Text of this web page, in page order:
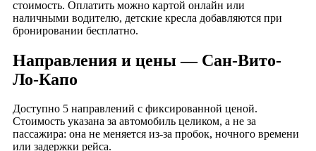
стоимость. Оплатить можно картой онлайн или
наличными водителю, детские кресла добавляются при
бронировании бесплатно.
Направления и цены — Сан-Вито-
Ло-Капо
Доступно 5 направлений с фиксированной ценой.
Стоимость указана за автомобиль целиком, а не за
пассажира: она не меняется из-за пробок, ночного времени
или задержки рейса.